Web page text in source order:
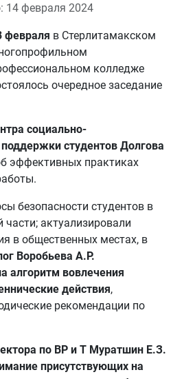
14 февраля 2024
февраля в Стерлитамакском
колледже
очередное заседание
социально-
студентов Долгова
эффективных практиках
безопасности студентов в
части; актуализировали
в общественных местах, в
Воробьева А.Р.
алгоритм вовлечения
действия,
рекомендации по
по ВР и Т Муратшин Е.З.
присутствующих на